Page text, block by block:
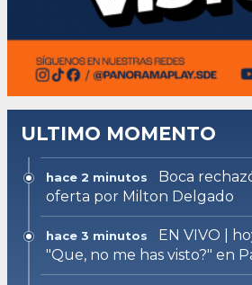
ULTIMO MOMENTO
hace 2 minutos
Boca
oferta por Milton Delgado
hace 3 minutos
EN VIVO |
"Que, no me has visto?" en